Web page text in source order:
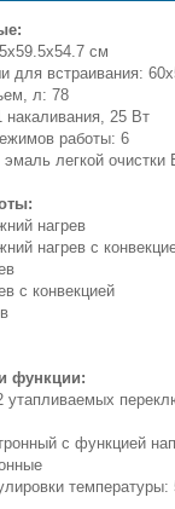
см
для встраивания:
л: 78
25 Вт
работы: 6
легкой очистки
нагрев
нагрев с
с конвекцией
функции:
утапливаемых
с функцией
температуры: